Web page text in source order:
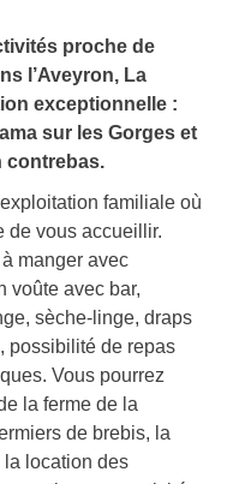
proche de
l’Aveyron, La
exceptionnelle :
sur les Gorges et
contrebas.
familiale où
de vous accueillir.
manger avec
voûte avec bar,
sèche-linge, draps
possibilité de repas
Vous pourrez
la ferme de la
de brebis, la
la location des